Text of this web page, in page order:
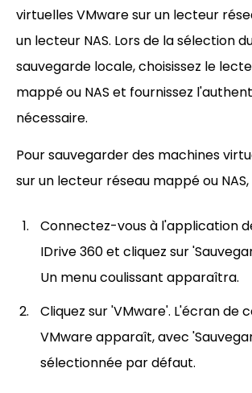
virtuelles VMware sur un lecteur
un lecteur NAS. Lors de la sélection
sauvegarde locale, choisissez le
mappé ou NAS et fournissez
nécessaire.
Pour sauvegarder des machines
sur un lecteur réseau mappé ou NAS,
Connectez-vous à l'application
IDrive 360 et cliquez sur
Un menu coulissant apparaîtra.
Cliquez sur 'VMware'. L'écran de
VMware apparaît, avec
sélectionnée par défaut.